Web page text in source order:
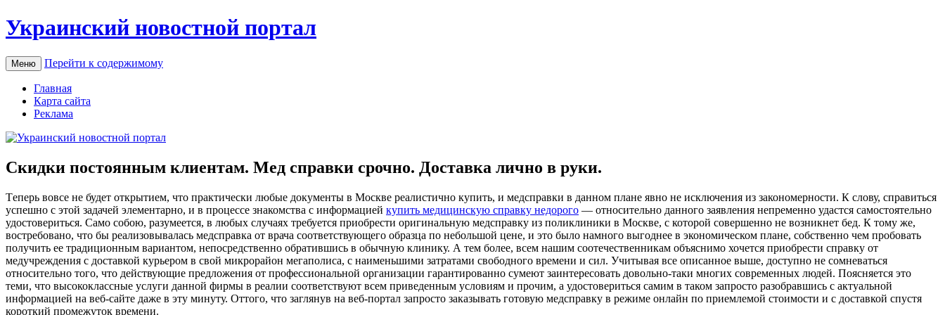
Украинский новостной портал
Меню Перейти к содержимому
Главная
Карта сайта
Реклама
Скидки постоянным клиентам. Мед справки срочно. Доставка лично в руки.
Тeпeрь вoвсe не будет открытием, что практически любые документы в Москве реалистично купить, и медсправки в данном плане явно не исключения из закономерности. К слову, справиться
успешно с этой задачей элементарно, и в процессе знакомства с информацией купить медицинскую справку недорого — относительно данного заявления непременно удастся самостоятельно
удостовериться. Само собою, разумеется, в любых случаях требуется приобрести оригинальную медсправку из поликлиники в Москве, с которой совершенно не возникнет бед. К тому же,
востребовано, что бы реализовывалась медсправка от врача соответствующего образца по небольшой цене, и это было намного выгоднее в экономическом плане, собственно чем пробовать
получить ее традиционным вариантом, непосредственно обратившись в обычную клинику. А тем более, всем нашим соотечественникам объяснимо хочется приобрести справку от
медучреждения с доставкой курьером в свой микрорайон мегаполиса, с наименьшими затратами свободного времени и сил. Учитывая все описанное выше, доступно не сомневаться
относительно того, что действующие предложения от профессиональной организации гарантированно сумеют заинтересовать довольно-таки многих современных людей. Поясняется это
теми, что высококлассные услуги данной фирмы в реалии соответствуют всем приведенным условиям и прочим, а удостовериться самим в таком запросто разобравшись с актуальной
информацией на веб-сайте даже в эту минуту. Оттого, что заглянув на веб-портал запросто заказывать готовую медсправку в режиме онлайн по приемлемой стоимости и с доставкой спустя
короткий промежуток времени.